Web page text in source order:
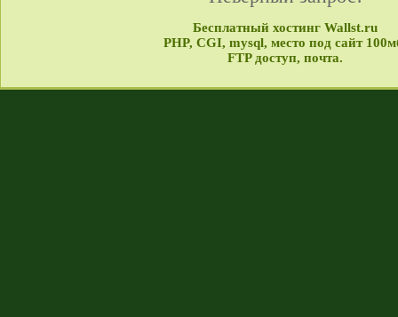
Бесплатный хостинг Wallst.ru
PHP, CGI, mysql, место под сайт
FTP доступ, почта.